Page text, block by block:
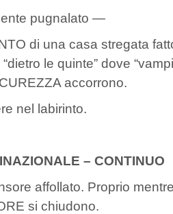
pugnalato —
di una casa stregata
le quinte” dove
accorrono.
nel labirinto.
– CONTINUO
affollato. Proprio
si chiudono.